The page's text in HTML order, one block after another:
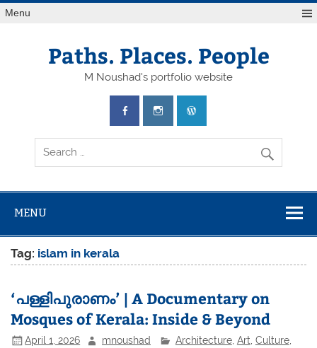
Skip
toMenu
Paths. Places. People
M Noushad's portfolio website
MENU
Tag: islam in kerala
‘പള്ളിപുരാണം’ | A Documentary on
Mosques of Kerala: Inside & Beyond
April 1, 2026 mnoushad Architecture, Art Culture,